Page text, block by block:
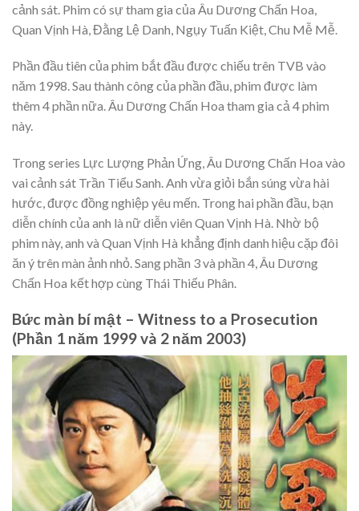
cảnh sát. Phim có sự tham gia của Âu Dương Chấn Hoa,
Quan Vịnh Hà, Đằng Lệ Danh, Ngụy Tuấn Kiệt, Chu Mễ Mễ.
Phần đầu tiên của phim bắt đầu được chiếu trên TVB vào
năm 1998. Sau thành công của phần đầu, phim được làm
thêm 4 phần nữa. Âu Dương Chấn Hoa tham gia cả 4 phim
này.
Trong series Lực Lượng Phản Ứng, Âu Dương Chấn Hoa vào
vai cảnh sát Trần Tiểu Sanh. Anh vừa giỏi bắn súng vừa hài
hước, được đồng nghiệp yêu mến. Trong hai phần đầu, bạn
diễn chính của anh là nữ diễn viên Quan Vịnh Hà. Nhờ bộ
phim này, anh và Quan Vịnh Hà khẳng định danh hiệu cặp đôi
ăn ý trên màn ảnh nhỏ. Sang phần 3 và phần 4, Âu Dương
Chấn Hoa kết hợp cùng Thái Thiếu Phân.
Bức màn bí mật – Witness to a Prosecution
(Phần 1 năm 1999 và 2 năm 2003)